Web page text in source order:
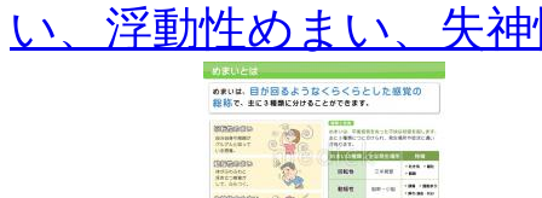
い、浮動性めまい、失